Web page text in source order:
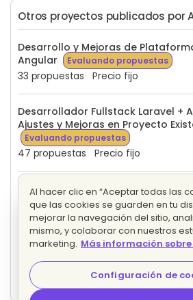
Otros proyectos publicados por
Desarrollo y Mejoras de
Angular
Evaluando propuestas
33 propuestas Precio fijo
Desarrollador Fullstack Laravel +
Ajustes y Mejoras en Proyecto
Evaluando propuestas
47 propuestas Precio fijo
Creación de Fichas para Google
App Store
Evaluando propuestas
4 propuestas Precio fijo
Configuración de Aplicación
Compilación en Bitrise
4 propuestas Precio fijo
Al hacer clic en “Aceptar todas las
que las cookies se guarden en tu
mejorar la navegación del sitio,
mismo, y colaborar con nuestros
marketing. Más información
Configuración de